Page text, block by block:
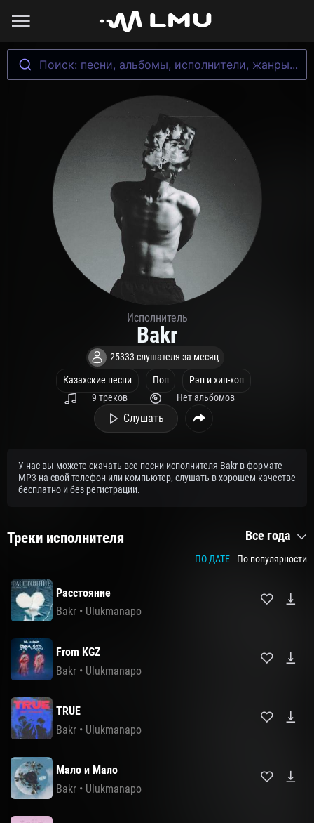
Поиск: песни, альбомы, исполнители, жанры...
Исполнитель
Bakr
25333 слушателя за месяц
Казахские песни
Поп
Рэп и хип-хоп
9 треков
Нет альбомов
Слушать
У нас вы можете скачать все песни исполнителя Bakr в формате
MP3 на свой телефон или компьютер, слушать в хорошем качестве
бесплатно и без регистрации.
Треки исполнителя Все года
ПО ДАТЕ По популярности
Расстояние
Bakr • Ulukmanapo
From KGZ
Bakr • Ulukmanapo
TRUE
Bakr • Ulukmanapo
Мало и Мало
Bakr • Ulukmanapo